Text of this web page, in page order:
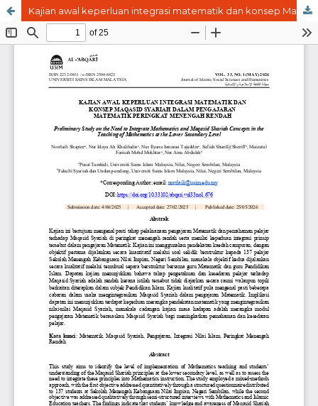
Kajian awal keperluan integrasi matematik dan konsep Maqasid Syariah dalam pengajaran matematik peringkat menengah rendah